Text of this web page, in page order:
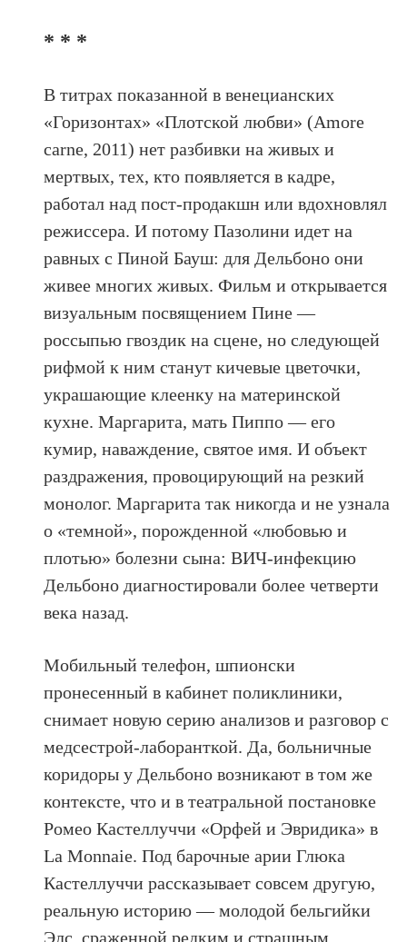
* * *
В титрах показанной в венецианских
«Горизонтах» «Плотской любви» (Amore
carne, 2011) нет разбивки на живых и
мертвых, тех, кто появляется в кадре,
работал над пост-продакшн или вдохновлял
режиссера. И потому Пазолини идет на
равных с Пиной Бауш: для Дельбоно они
живее многих живых. Фильм и открывается
визуальным посвящением Пине —
россыпью гвоздик на сцене, но следующей
рифмой к ним станут кичевые цветочки,
украшающие клеенку на материнской
кухне. Маргарита, мать Пиппо — его
кумир, наваждение, святое имя. И объект
раздражения, провоцирующий на резкий
монолог. Маргарита так никогда и не узнала
о «темной», порожденной «любовью и
плотью» болезни сына: ВИЧ-инфекцию
Дельбоно диагностировали более четверти
века назад.
Мобильный телефон, шпионски
пронесенный в кабинет поликлиники,
снимает новую серию анализов и разговор с
медсестрой-лаборанткой. Да, больничные
коридоры у Дельбоно возникают в том же
контексте, что и в театральной постановке
Ромео Кастеллуччи «Орфей и Эвридика» в
La Monnaie. Под барочные арии Глюка
Кастеллуччи рассказывает совсем другую,
реальную историю — молодой бельгийки
Элс, сраженной редким и страшным